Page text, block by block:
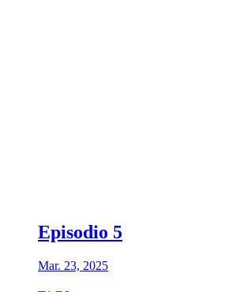
Episodio 5
Mar. 23, 2025